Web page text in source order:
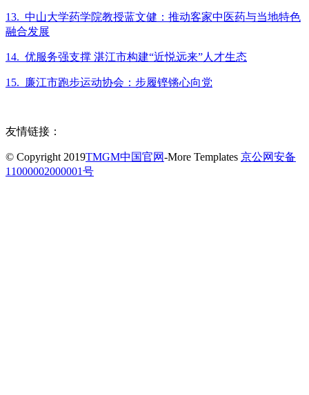
13. 中山大学药学院教授蓝文健：推动客家中医药与当地特色
融合发展
14. 优服务强支撑 湛江市构建“近悦远来”人才生态
15. 廉江市跑步运动协会：步履铿锵心向党
友情链接：
© Copyright 2019TMGM中国官网-More Templates 京公网安备
11000002000001号